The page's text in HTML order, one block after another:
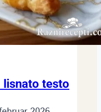
lisnato testo